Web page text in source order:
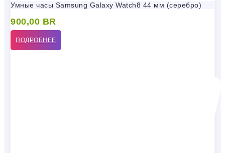
Умные часы Samsung Galaxy Watch8 44 мм (серебро)
900,00 BR
ПОДРОБНЕЕ